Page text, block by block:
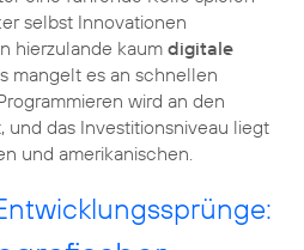
selbst Innovationen
hierzulande kaum digitale
mangelt es an schnellen
wird an den
das Investitionsniveau liegt
und amerikanischen.